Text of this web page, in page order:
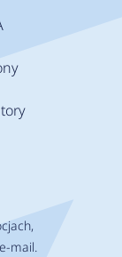
mail.